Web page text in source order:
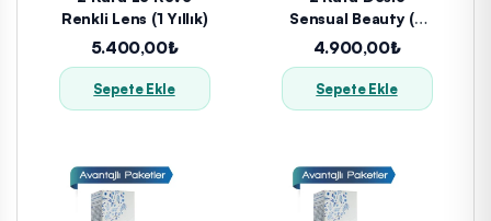
Renkli Lens (1 Yıllık)
5.400,00₺
Sepete Ekle
Sensual Beauty (3
Aylık) + Solüsyon
4.900,00₺
Sepete Ekle